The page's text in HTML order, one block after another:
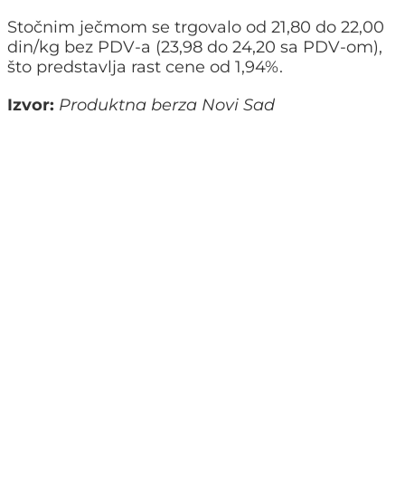
Stočnim ječmom se trgovalo od 21,80 do 22,00
din/kg bez PDV-a (23,98 do 24,20 sa PDV-om),
što predstavlja rast cene od 1,94%.
Izvor: Produktna berza Novi Sad